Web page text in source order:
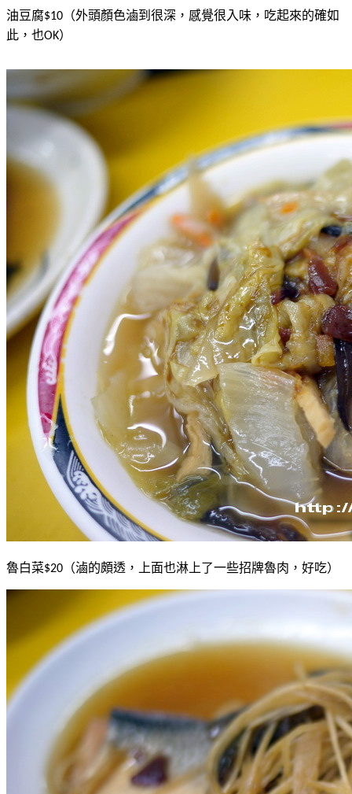
油豆腐$10 （外頭顏色滷到很深，感覺很入味，吃起來的確如
此，也OK）
魯白菜$20 （滷的頗透，上面也淋上了一些招牌魯肉，好吃）